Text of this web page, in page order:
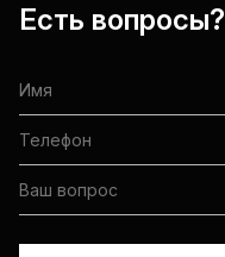
Есть вопросы?